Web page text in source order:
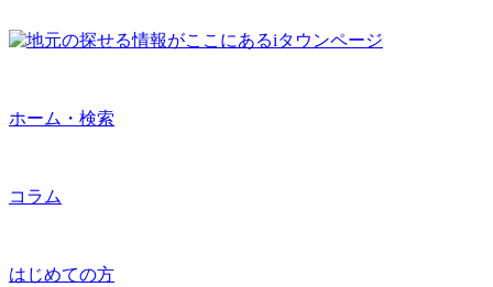
ホーム・検索
コラム
はじめての方